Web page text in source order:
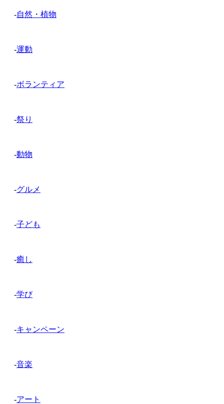
-自然・植物
-運動
-ボランティア
-祭り
-動物
-グルメ
-子ども
-癒し
-学び
-キャンペーン
-音楽
-アート